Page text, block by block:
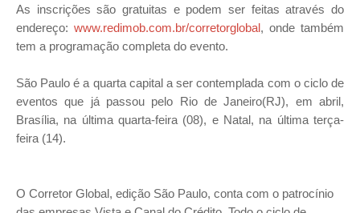
As inscrições são gratuitas e podem ser feitas através do
endereço: www.redimob.com.br/corretorglobal, onde também
tem a programação completa do evento.
São Paulo é a quarta capital a ser contemplada com o ciclo de
eventos que já passou pelo Rio de Janeiro(RJ), em abril,
Brasília, na última quarta-feira (08), e Natal, na última terça-
feira (14).
O Corretor Global, edição São Paulo, conta com o patrocínio